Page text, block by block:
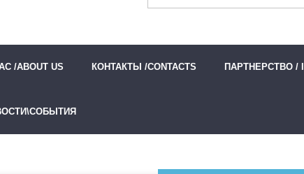
/ABOUT US КОНТАКТЫ /CONTACTS ПАРТНЕРСТВО /